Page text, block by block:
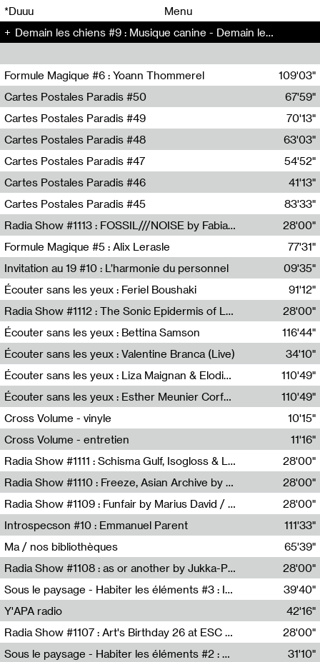
*Duuu
Menu
Demain les chiens #9 : Musique canine - Demain les chiens (9)
Formule Magique #6 : Yoann Thommerel
Nathalie Lacroix,Yoann Thommerel
109'03"
Cartes Postales Paradis #50
Zoé Leroux
67'59"
Cartes Postales Paradis #49
Aurore Portales
70'13"
Cartes Postales Paradis #48
Mathias Dupaquier
63'03"
Cartes Postales Paradis #47
Raymond Engramer
54'52"
Cartes Postales Paradis #46
Sarah Banville
41'13"
Cartes Postales Paradis #45
Mateo Cuin
83'33"
Radia Show #1113 : FOSSIL///NOISE by Fabiana Gibim / Wave Farm
Wave Farm
28'00"
Formule Magique #5 : Alix Lerasle
Nathalie Lacroix
77'31"
Invitation au 19 #10 : L’harmonie du personnel
19, CRAC
09'35"
Écouter sans les yeux : Feriel Boushaki
Feriel Boushaki
91'12"
Radia Show #1112 : The Sonic Epidermis of Lake Léman by Paul Courlet / Guest Slot
28'00"
Écouter sans les yeux : Bettina Samson
Bettina Samson
116'44"
Écouter sans les yeux : Valentine Branca (Live)
Valentine Branca
34'10"
Écouter sans les yeux : Liza Maignan & Elodie Lecat
Liza Maignan,Elodie Lecat
110'49"
Écouter sans les yeux : Esther Meunier Corfdyr
Esther Meunier Corfdyr
110'49"
Cross Volume - vinyle
10'15"
Cross Volume - entretien
11'16"
Radia Show #1111 : Schisma Gulf, Isogloss & Lament For The Old Clock By Harvey Young / Resonance
Resonance
28'00"
Radia Show #1110 : Freeze, Asian Archive by Avita Maheen / Radio Worm
Radio WORM
28'00"
Radia Show #1109 : Funfair by Marius David / JET FM
Jet FM
28'00"
Introspecson #10 : Emmanuel Parent
Pierre Henry,Emmanuel Parent
111'33"
Ma / nos bibliothèques
Sarah Tritz,Elene Lapiashivili,Justin Marconnet,Mateo Cuche,Esther Lechevalier,Suzie Lecroart,Romance Castelet
65'39"
Radia Show #1108 : as or another by Jukka-Pekka Kervinen / Rádio Zero
Radio Zero
28'00"
Sous le paysage - Habiter les éléments #3 : Interprétations, rituels et symboliques des éléments
Nastassja Martin
39'40"
Y'APA radio
Pierrick Mouton
42'16"
Radia Show #1107 : Art's Birthday 26 at ESC - Medien Kunst Labor
Radio Helsinki
28'00"
Sous le paysage - Habiter les éléments #2 : Vers le tournant élémentaire
31'10"
00 00
00 00